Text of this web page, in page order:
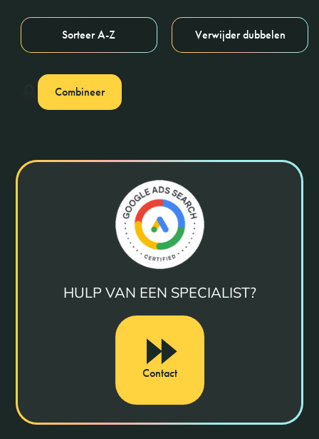
Sorteer A-Z Verwijder dubbelen
Combineer
HULP VAN EEN SPECIALIST?
Contact